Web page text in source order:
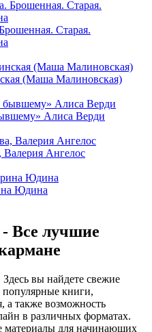
Старая.
(Маша Малиновская)
Алиса Верди
Ангелос
Юдина
- Все лучшие
вы найдете свежие
популярные книги,
а также возможность
в различных форматах.
материалы для начинающих